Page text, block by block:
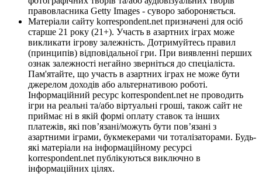
правовласника Getty Images - суворо забороняється.
Матеріали сайту korrespondent.net призначені для осіб
старше 21 року (21+). Участь в азартних іграх може
викликати ігрову залежність. Дотримуйтесь правил
(принципів) відповідальної гри. При виявленні перших
ознак залежності негайно зверніться до спеціаліста.
Пам'ятайте, що участь в азартних іграх не може бути
джерелом доходів або альтернативою роботі.
Інформаційний ресурс korrespondent.net не проводить
ігри на реальні та/або віртуальні гроші, також сайт не
приймає ні в якій формі оплату ставок та інших
платежів, які пов’язані/можуть бути пов’язані з
азартними іграми, букмекерами чи тоталізаторами. Будь-
які матеріали на інформаційному ресурсі
korrespondent.net публікуються виключно в
інформаційних цілях.